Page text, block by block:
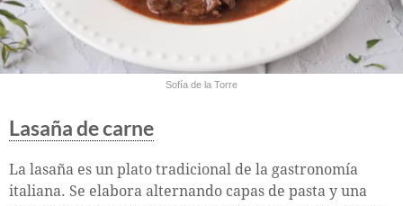
Sofía de la Torre
Lasaña de carne
La lasaña es un plato tradicional de la gastronomía
italiana. Se elabora alternando capas de pasta y una